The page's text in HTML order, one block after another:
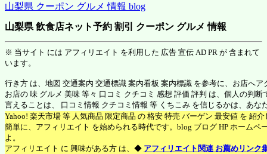
山梨県 クーポン グルメ 情報 blog
山梨県 飲食店ネット予約 割引 クーポン グルメ 情報
※ 当サイト には アフィリエイト を利用した 広告 宣伝 AD PR が 含まれて
います。
行き方 は、地図 交通案内 交通標識 案内看板 案内標識 を参考に、お店へア
お店の 味 グルメ 美味 等々 口コミ クチコミ 感想 評価 評判 は、個人の判断
言えることは、 口コミ情報 クチコミ情報 等 くちこみ を信じるかは、あな
Yahoo! 楽天市場 等 人気商品 限定商品 の 格安 特売 バーゲン 最安値 を 紹
簡単に、アフィリエイト を始められる時代です。blog ブログ HP ホームペ
よ。
アフィリエイト に 興味がある方 は、◆ アフィリエイト関連 お薦めリンク